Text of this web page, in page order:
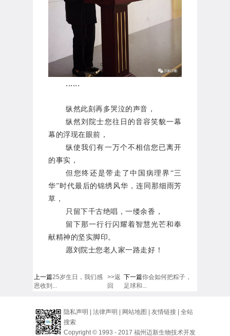
......
纵然此刻再多哭泣的声音，
纵然刘院士您往日的音容笑貌一幕
幕的浮现在眼前，
纵使我们有一万个不相信您已离开
的事实，
但您终还是带走了中国病理界“三
华”时代最后的锦绣风华，连同那细雨芳
草，
只留下千古绝唱，一缕余香，
留下那一行行闪耀着智慧光芒和奉
献精神的坚实脚印。
愿刘院士您老人家一路走好！
上一篇25岁生日，我们感
恩收到...
>>返
回
下一篇你会如何把粽子，
足球和...
隐私声明 | 法律声明 | 网站地图 | 友情链接 | 全站
搜索
Copyright © 1993 - 2017 福州迈新生物技术开发